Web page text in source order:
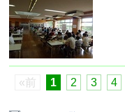
«前 1 2 3 4